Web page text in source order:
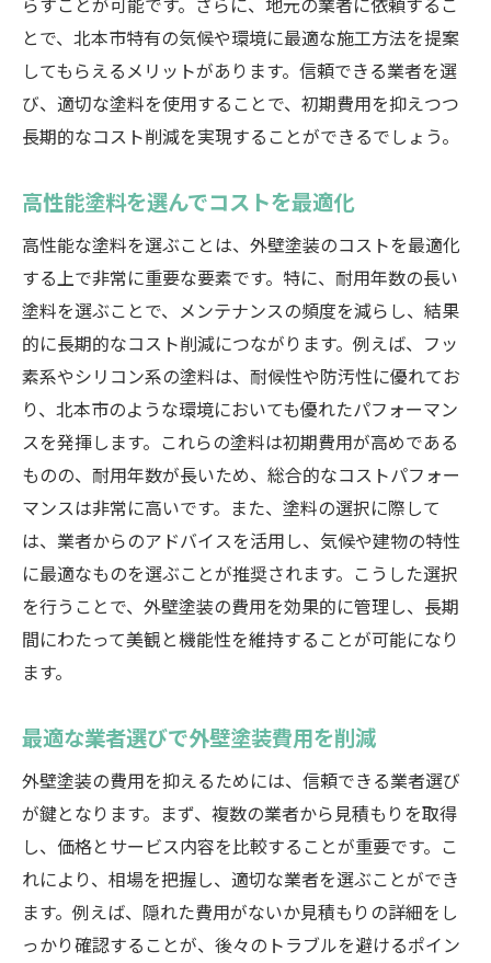
らすことが可能です。さらに、地元の業者に依頼するこ
とで、北本市特有の気候や環境に最適な施工方法を提案
してもらえるメリットがあります。信頼できる業者を選
び、適切な塗料を使用することで、初期費用を抑えつつ
長期的なコスト削減を実現することができるでしょう。
高性能塗料を選んでコストを最適化
高性能な塗料を選ぶことは、外壁塗装のコストを最適化
する上で非常に重要な要素です。特に、耐用年数の長い
塗料を選ぶことで、メンテナンスの頻度を減らし、結果
的に長期的なコスト削減につながります。例えば、フッ
素系やシリコン系の塗料は、耐候性や防汚性に優れてお
り、北本市のような環境においても優れたパフォーマン
スを発揮します。これらの塗料は初期費用が高めである
ものの、耐用年数が長いため、総合的なコストパフォー
マンスは非常に高いです。また、塗料の選択に際して
は、業者からのアドバイスを活用し、気候や建物の特性
に最適なものを選ぶことが推奨されます。こうした選択
を行うことで、外壁塗装の費用を効果的に管理し、長期
間にわたって美観と機能性を維持することが可能になり
ます。
最適な業者選びで外壁塗装費用を削減
外壁塗装の費用を抑えるためには、信頼できる業者選び
が鍵となります。まず、複数の業者から見積もりを取得
し、価格とサービス内容を比較することが重要です。こ
れにより、相場を把握し、適切な業者を選ぶことができ
ます。例えば、隠れた費用がないか見積もりの詳細をし
っかり確認することが、後々のトラブルを避けるポイン